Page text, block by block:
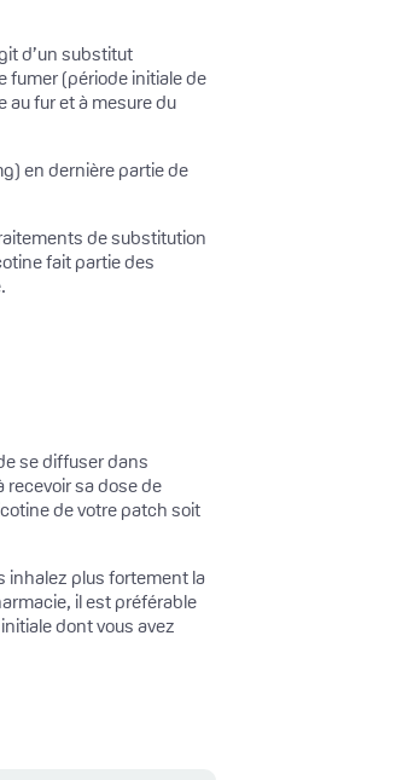
d’un substitut
fumer (période initiale de
au fur et à mesure du
en dernière partie de
de substitution
fait partie des
se diffuser dans
sa dose de
de votre patch soit
inhalez plus fortement la
il est préférable
dont vous avez